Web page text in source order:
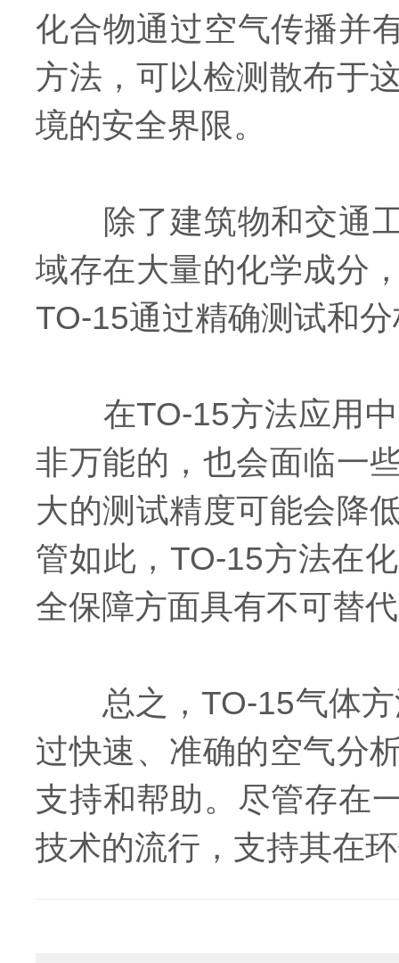
化合物通过空气传播并
方法，可以检测散布于
境的安全界限。
除了建筑物和交通工
域存在大量的化学成分
TO-15通过精确测试和
在TO-15方法应用中
非万能的，也会面临一
大的测试精度可能会降
管如此，TO-15方法在
全保障方面具有不可替
总之，TO-15气体方
过快速、准确的空气分
支持和帮助。尽管存在
技术的流行，支持其在